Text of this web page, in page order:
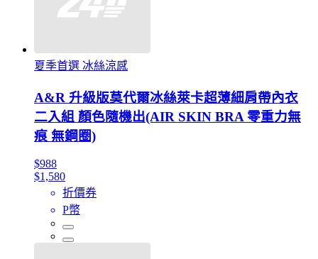
夏季首選 冰絲涼感
A&R 升級版莫代爾冰絲萊卡超薄細肩帶內衣
二入組 顏色隨機出(AIR SKIN BRA 零重力無
痕 無鋼圈)
$988
$1,580
折價券
P幣